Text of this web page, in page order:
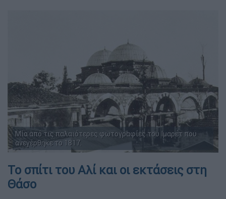
Μία από τις παλαιότερες φωτογραφίες του Ιμαρέτ που
ανεγέρθηκε το 1817.
Το σπίτι του Αλί και οι εκτάσεις στη
Θάσο